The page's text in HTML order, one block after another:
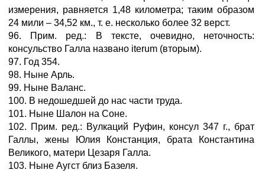
измерения, равняется 1,48 километра; таким образом
24 мили – 34,52 км., т. е. несколько более 32 верст.
96. Прим. ред.: В тексте, очевидно, неточность:
консульство Галла названо iterum (вторым).
97. Год 354.
98. Ныне Арль.
99. Ныне Валанс.
100. В недошедшей до нас части труда.
101. Ныне Шалон на Соне.
102. Прим. ред.: Вулкаций Руфин, консул 347 г., брат
Галлы, жены Юлия Констанция, брата Константина
Великого, матери Цезаря Галла.
103. Ныне Аугст близ Базеля.